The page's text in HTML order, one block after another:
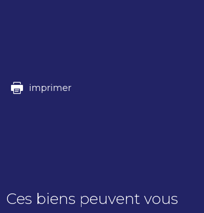
imprimer
Ces biens peuvent vous